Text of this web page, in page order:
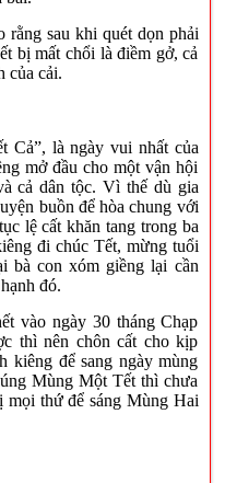
sau khi quét dọn phải
bị mất chổi là điềm gở, cả
của cải.
Cả”, là ngày vui nhất của
mở đầu cho một vận hội
cả dân tộc. Vì thế dù gia
buồn để hòa chung với
lệ cất khăn tang trong ba
đi chúc Tết, mừng tuổi
bà con xóm giềng lại cần
đó.
vào ngày 30 tháng Chạp
thì nên chôn cất cho kịp
kiêng để sang ngày mùng
Mùng Một Tết thì chưa
mọi thứ để sáng Mùng Hai